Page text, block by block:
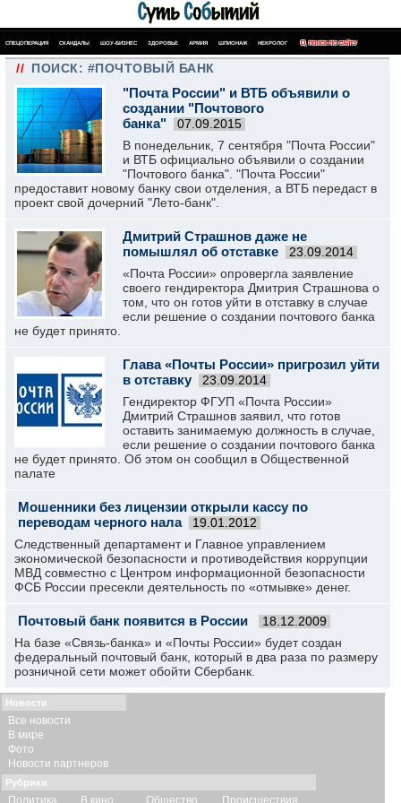
СПЕЦОПЕРАЦИЯ СКАНДАЛЫ ШОУ-БИЗНЕС ЗДОРОВЬЕ АРМИЯ ШПИОНАЖ НЕКРОЛОГ ПОИСК ПО САЙТУ
// ПОИСК: #ПОЧТОВЫЙ БАНК
"Почта России" и ВТБ объявили о
создании "Почтового
банка"
07.09.2015
В понедельник, 7 сентября "Почта России"
и ВТБ официально объявили о создании
"Почтового банка". "Почта России"
предоставит новому банку свои отделения, а ВТБ передаст в
проект свой дочерний "Лето-банк".
Дмитрий Страшнов даже не
помышлял об отставке
23.09.2014
«Почта России» опровергла заявление
своего гендиректора Дмитрия Страшнова о
том, что он готов уйти в отставку в случае
если решение о создании почтового банка
не будет принято.
Глава «Почты России» пригрозил уйти
в отставку
23.09.2014
Гендиректор ФГУП «Почта России»
Дмитрий Страшнов заявил, что готов
оставить занимаемую должность в случае,
если решение о создании почтового банка
не будет принято. Об этом он сообщил в Общественной
палате
Мошенники без лицензии открыли кассу по
переводам черного нала
19.01.2012
Следственный департамент и Главное управлением
экономической безопасности и противодействия коррупции
МВД совместно с Центром информационной безопасности
ФСБ России пресекли деятельность по «отмывке» денег.
Почтовый банк появится в России 18.12.2009
На базе «Связь-банка» и «Почты России» будет создан
федеральный почтовый банк, который в два раза по размеру
розничной сети может обойти Сбербанк.
Новости
Все новости
В мире
Фото
Новости партнеров
Рубрики
Политика В кино Общество Происшествия